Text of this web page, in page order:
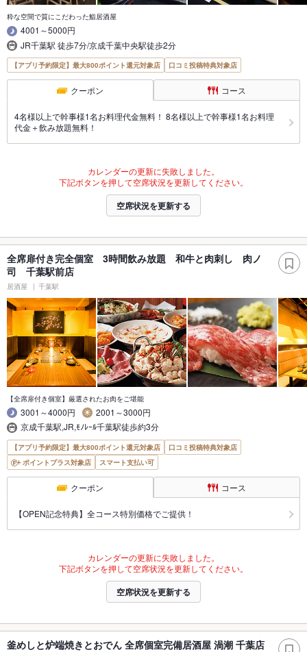
粋な空間で質にこだわった鮨居酒屋
4001～5000円
JR千葉駅 徒歩7分/京成千葉中央駅徒歩2分
【アプリ予約限定】最大800ポイント還元対象店 口コミ投稿特典対象店
クーポン コース
4名様以上で幹事様1名お料理代金無料！ 8名様以上で幹事様1名お料理
代金＋飲み放題無料！
カレンダーの更新に失敗しました。
下記ボタンを押して空席状況を更新してください。
空席状況を更新する
全席扉付き完全個室 3時間飲み放題 和牛と肉刺し 肉ノ
司 千葉駅前店
居酒屋 千葉駅
【全席扉付き個室】厳選されたお肉をご堪能
3001～4000円
2001～3000円
京成千葉駅,JR,ﾓﾉﾚｰﾙ千葉駅徒歩約3分
【アプリ予約限定】最大800ポイント還元対象店
口コミ投稿特典対象店
ポイントプラス対象店
スマート支払い可
クーポン コース
【OPEN記念特典】全コース特別価格でご提供！
カレンダーの更新に失敗しました。
下記ボタンを押して空席状況を更新してください。
空席状況を更新する
釜めしと炉端焼きとおでん 全席個室完備居酒屋 渦潮 千葉店